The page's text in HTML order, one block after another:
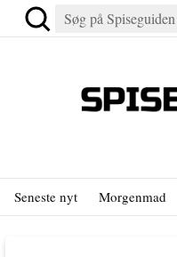
Seneste nyt Morgenmad